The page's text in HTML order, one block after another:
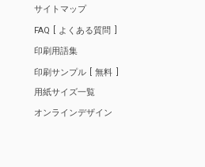
サイトマップ
FAQ
よくある質問
印刷用語集
印刷サンプル
無料
用紙サイズ一覧
オンラインデザイン